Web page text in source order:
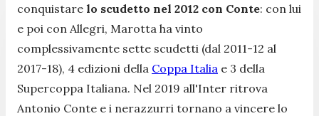
conquistare lo scudetto nel 2012 con Conte: con lui
e poi con Allegri, Marotta ha vinto
complessivamente sette scudetti (dal 2011-12 al
2017-18), 4 edizioni della Coppa Italia e 3 della
Supercoppa Italiana. Nel 2019 all'Inter ritrova
Antonio Conte e i nerazzurri tornano a vincere lo